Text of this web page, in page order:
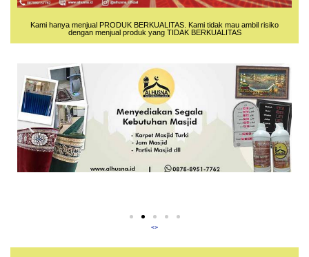
Kami hanya menjual PRODUK BERKUALITAS. Kami tidak mau ambil risiko
dengan menjual produk yang TIDAK BERKUALITAS
<>